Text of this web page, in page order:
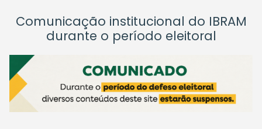
Comunicação institucional do IBRAM
durante o período eleitoral